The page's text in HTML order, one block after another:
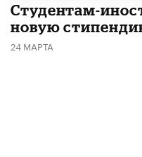
Студентам-
новую
24 МАРТА